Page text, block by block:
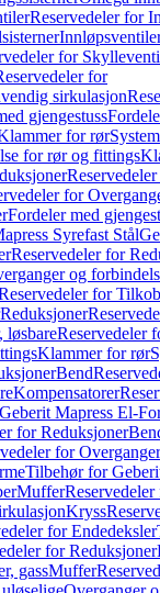
Reservedeler for
for
for
sirkulasjon
gjengestuss
for rør
for rør og fittings
for
Fordeler med
Syrefast Stål
Reservedeler for
og
for
Reduksjoner
løsbareReservedeler
Klammer for rør
Bend
Kompensatorer
Geberit Mapress El-
for Reduksjoner
for
Tilbehør for
MufferReservedeler
Kryss
for Endedeksler
for Reduksjoner
gassMuffer